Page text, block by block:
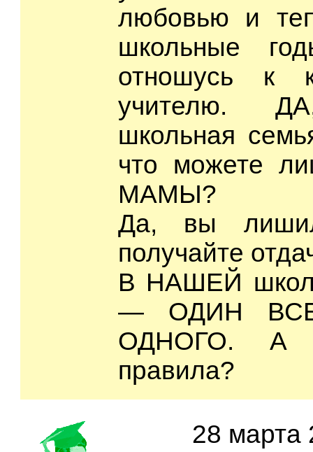
любовью и
школьные
отношусь к
учителю.
школьная
что можете
МАМЫ?
Да, вы
получайте
В НАШЕЙ
— ОДИН
ОДНОГО. А
правила?
28 марта